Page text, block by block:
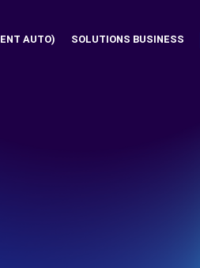
AUTO) SOLUTIONS BUSINESS